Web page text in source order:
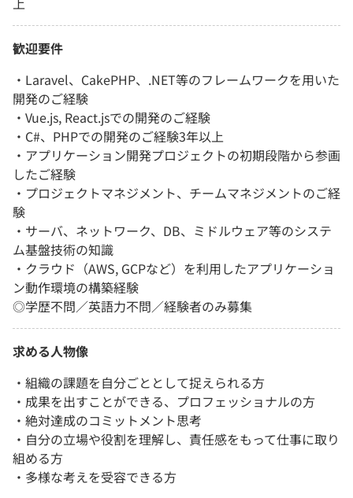
歓迎要件
・Laravel、CakePHP、.NET等のフレームワークを用いた
開発のご経験
・Vue.js, React.jsでの開発のご経験
・C#、PHPでの開発のご経験3年以上
・アプリケーション開発プロジェクトの初期段階から参画
したご経験
・プロジェクトマネジメント、チームマネジメントのご経
験
・サーバ、ネットワーク、DB、ミドルウェア等のシステ
ム基盤技術の知識
・クラウド（AWS, GCPなど）を利用したアプリケーショ
ン動作環境の構築経験
◎学歴不問／英語力不問／経験者のみ募集
求める人物像
・組織の課題を自分ごととして捉えられる方
・成果を出すことができる、プロフェッショナルの方
・絶対達成のコミットメント思考
・自分の立場や役割を理解し、責任感をもって仕事に取り
組める方
・多様な考えを受容できる方